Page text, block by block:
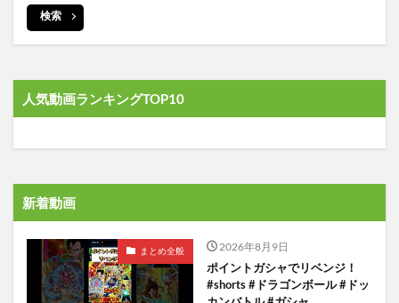
検索
人気動画ランキングTOP10
新着動画
まとめ全般 2026年8月9日
ポイントガシャでリベンジ！
#shorts #ドラゴンボール #ドッ